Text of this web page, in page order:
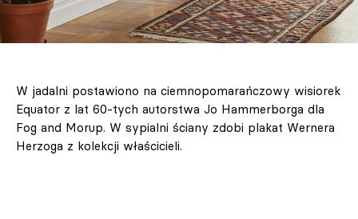
W jadalni postawiono na ciemnopomarańczowy wisiorek
Equator z lat 60-tych autorstwa Jo Hammerborga dla
Fog and Morup. W sypialni ściany zdobi plakat Wernera
Herzoga z kolekcji właścicieli.